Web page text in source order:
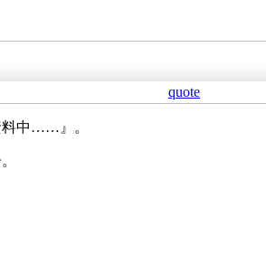
quote
料中……』。